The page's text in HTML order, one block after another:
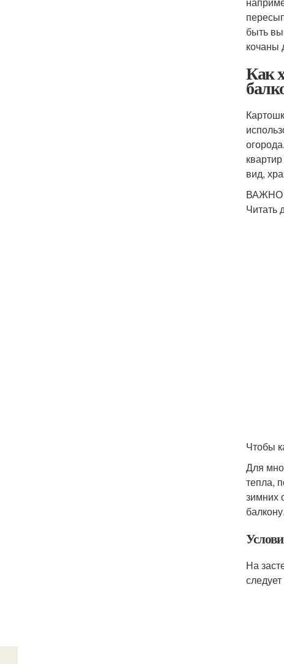
быть
кочаны
Как
вид,
ВАЖНО
Читать
Чтобы
Для
тепла,
зимних
балкону.
На